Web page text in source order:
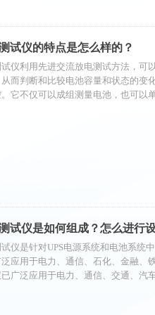
试仪的特点是怎么样的？
仪利用先进交流放电测试方法，可
而判断和比较电池容量和状态的变
它不仅可以成组测量电池，也可以
试仪是如何组成？怎么进行
仪是针对UPS电源系统和电池系统
应用于电力、通信、石化、金融、
广泛应用于电力、通信、交通、汽